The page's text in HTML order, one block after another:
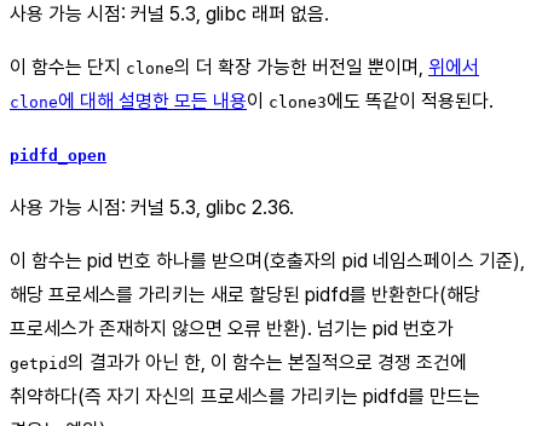
사용 가능 시점: 커널 5.3, glibc 래퍼 없음.
이 함수는 단지 clone의 더 확장 가능한 버전일 뿐이며, 위에서
clone에 대해 설명한 모든 내용이 clone3에도 똑같이 적용된다.
pidfd_open
사용 가능 시점: 커널 5.3, glibc 2.36.
이 함수는 pid 번호 하나를 받으며(호출자의 pid 네임스페이스 기준),
해당 프로세스를 가리키는 새로 할당된 pidfd를 반환한다(해당
프로세스가 존재하지 않으면 오류 반환). 넘기는 pid 번호가
getpid의 결과가 아닌 한, 이 함수는 본질적으로 경쟁 조건에
취약하다(즉 자기 자신의 프로세스를 가리키는 pidfd를 만드는